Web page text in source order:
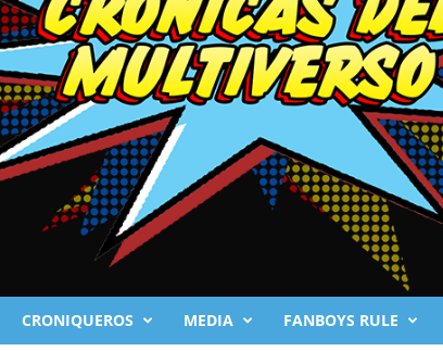
CRONIQUEROS MEDIA FANBOYS RULE